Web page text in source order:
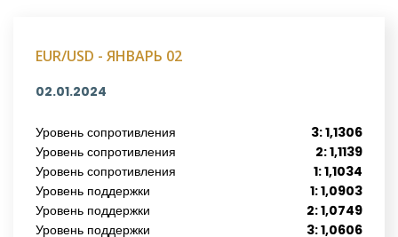
EUR/USD - ЯНВАРЬ 02
02.01.2024
Уровень сопротивления
3: 1,1306
Уровень сопротивления
2: 1,1139
Уровень сопротивления
1: 1,1034
Уровень поддержки
1: 1,0903
Уровень поддержки
2: 1,0749
Уровень поддержки
3: 1,0606